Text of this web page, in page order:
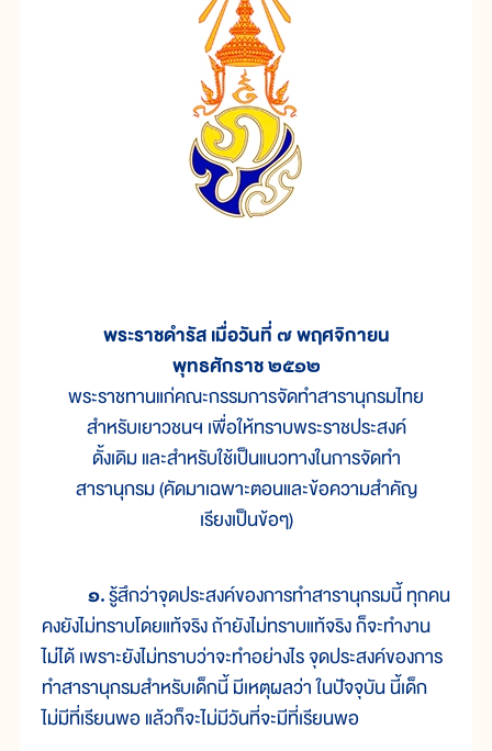
พระราชดำรัส เมื่อวันที่ ๗ พฤศจิกายน
พุทธศักราช ๒๕๑๒
พระราชทานแก่คณะกรรมการจัดทำสารานุกรมไทย
สำหรับเยาวชนฯ เพื่อให้ทราบพระราชประสงค์
ดั้งเดิม และสำหรับใช้เป็นแนวทางในการจัดทำ
สารานุกรม (คัดมาเฉพาะตอนและข้อความสำคัญ
เรียงเป็นข้อๆ)
๑.รู้สึกว่าจุดประสงค์ของการทำสารานุกรมนี้ ทุกคน
คงยังไม่ทราบโดยแท้จริง ถ้ายังไม่ทราบแท้จริง ก็จะทำงาน
ไม่ได้ เพราะยังไม่ทราบว่าจะทำอย่างไร จุดประสงค์ของการ
ทำสารานุกรมสำหรับเด็กนี้ มีเหตุผลว่า ในปัจจุบัน นี้เด็ก
ไม่มีที่เรียนพอ แล้วก็จะไม่มีวันที่จะมีที่เรียนพอ